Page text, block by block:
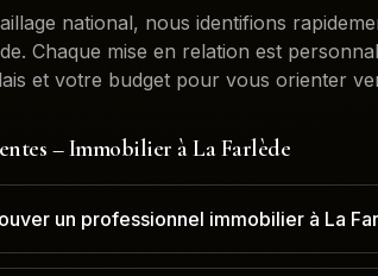
national, nous identifions
. Chaque mise en relation est
et votre budget pour vous orienter
– Immobilier àLa Farlède
un professionnel immobilier à La